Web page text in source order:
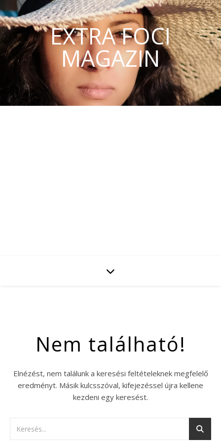
EXTRA FOCI
MAGAZIN
Nem található!
Elnézést, nem találunk a keresési feltételeknek megfelelő
eredményt. Másik kulcsszóval, kifejezéssel újra kellene
kezdeni egy keresést.